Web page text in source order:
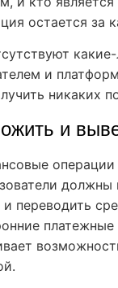
остается за
и
никаких
и
операции
и переводить